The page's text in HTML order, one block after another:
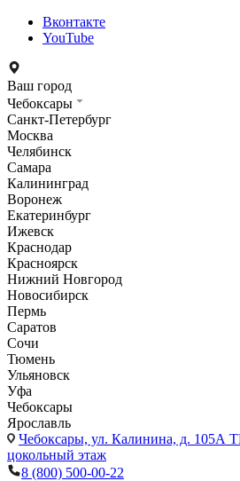
Вконтакте
YouTube
Ваш город
Чебоксары
Санкт-Петербург
Москва
Челябинск
Самара
Калининград
Воронеж
Екатеринбург
Ижевск
Краснодар
Красноярск
Нижний Новгород
Новосибирск
Пермь
Саратов
Сочи
Тюмень
Ульяновск
Уфа
Чебоксары
Ярославль
Чебоксары, ул. Калинина, д.
цокольный этаж
8 (800) 500-00-22